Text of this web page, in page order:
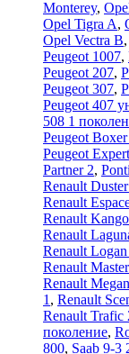
Monterey,
Opel Tigra A,
Opel Vectra В,
Peugeot 1007,
Peugeot 207,
Peugeot 307,
Peugeot 407
508 1
Peugeot Boxer
Peugeot
Partner 2,
Renault
Renault
Renault
Renault
Renault Logan
Renault
Renault
1 , Renault
Renault Trafic
поколение,
800, Saab 9-3